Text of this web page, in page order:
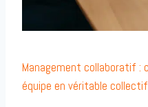
Management collaboratif
équipe en véritable